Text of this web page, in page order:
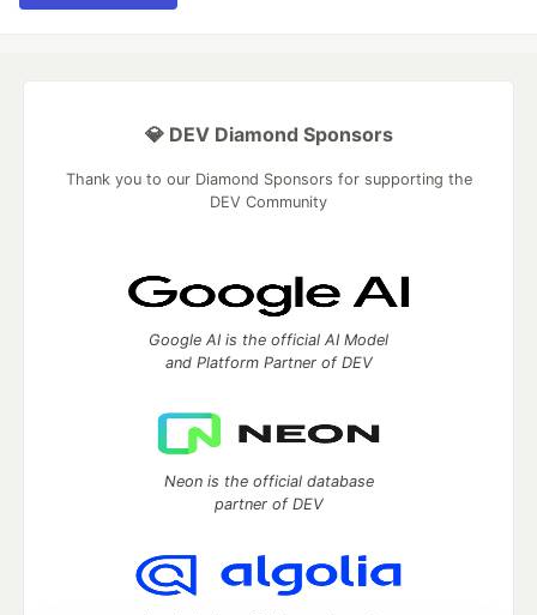
💎 DEV Diamond Sponsors
Thank you to our Diamond Sponsors for supporting the
DEV Community
Google AI is the official AI Model
and Platform Partner of DEV
Neon is the official database
partner of DEV